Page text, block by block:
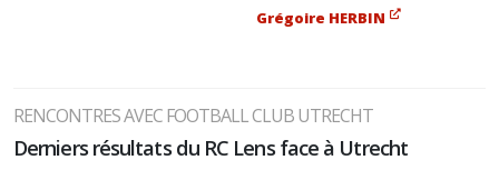
Grégoire HERBIN
RENCONTRES AVEC FOOTBALL CLUB UTRECHT
Derniers résultats du RC Lens face à Utrecht